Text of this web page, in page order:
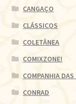
CANGAÇO
CLÁSSICOS
COLETÂNEA
COMIXZONE!
COMPANHIA DAS
CONRAD